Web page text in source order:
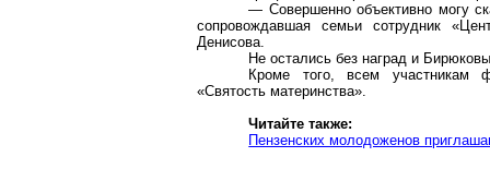
— Совершенно объективно могу
сопровождавшая семьи сотрудник
Денисова.
Не остались без наград и
Кроме того, всем участникам
«Святость материнства».
Читайте также:
Пензенских молодоженов